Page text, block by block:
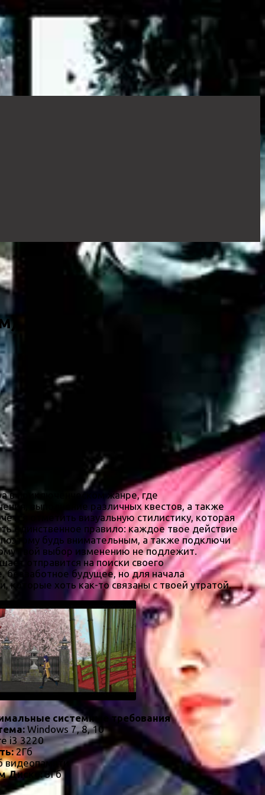
в приключенческом жанре, где
выполнение различных квестов, а также
отметить визуальную стилистику, которая
единственное правило: каждое твое действие
будь внимательным, а также подключи
твой выбор изменению не подлежит.
отправится на поиски своего
будущее, но для начала
хоть как-то связаны с твоей утратой.
системные требования
Windows 7, 8, 10
i3 3220
2Гб
Диске:
3Гб